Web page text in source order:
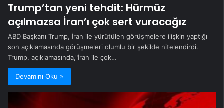
Trump’tan yeni tehdit: Hürmüz
açılmazsa İran’ı çok sert vuracağız
ABD Başkanı Trump, İran ile yürütülen görüşmelere ilişkin yaptığı
son açıklamasında görüşmeleri olumlu bir şekilde nitelendirdi.
Trump, açıklamasında,"İran ile çok…
Devamını Oku »